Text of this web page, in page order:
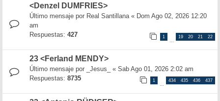
<Denzel DUMFRIES>
Último mensaje por Real Santillana« Dom Ago 02, 2026 12:20
am
Respuestas: 427 1
…
19 20 21 22
23 <Ferland MENDY>
Último mensaje por _Jesus_ « Sab Ago 01, 2026 2:02 am
Respuestas: 8735 1
…
434 435 436 437